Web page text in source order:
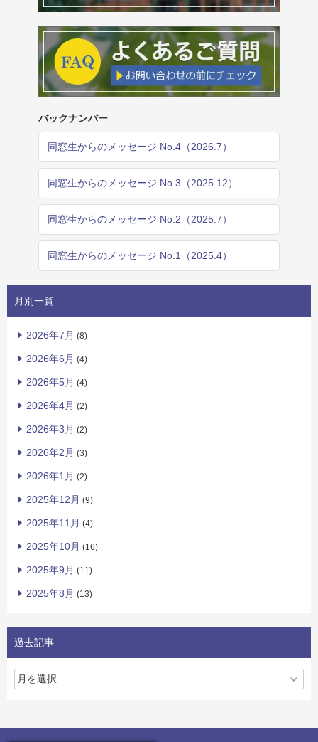
バックナンバー
同窓生からのメッセージ No.4（2026.7）
同窓生からのメッセージ No.3（2025.12）
同窓生からのメッセージ No.2（2025.7）
同窓生からのメッセージ No.1（2025.4）
月別一覧
2026年7月 (8)
2026年6月 (4)
2026年5月 (4)
2026年4月 (2)
2026年3月 (2)
2026年2月 (3)
2026年1月 (2)
2025年12月 (9)
2025年11月 (4)
2025年10月 (16)
2025年9月 (11)
2025年8月 (13)
過去記事